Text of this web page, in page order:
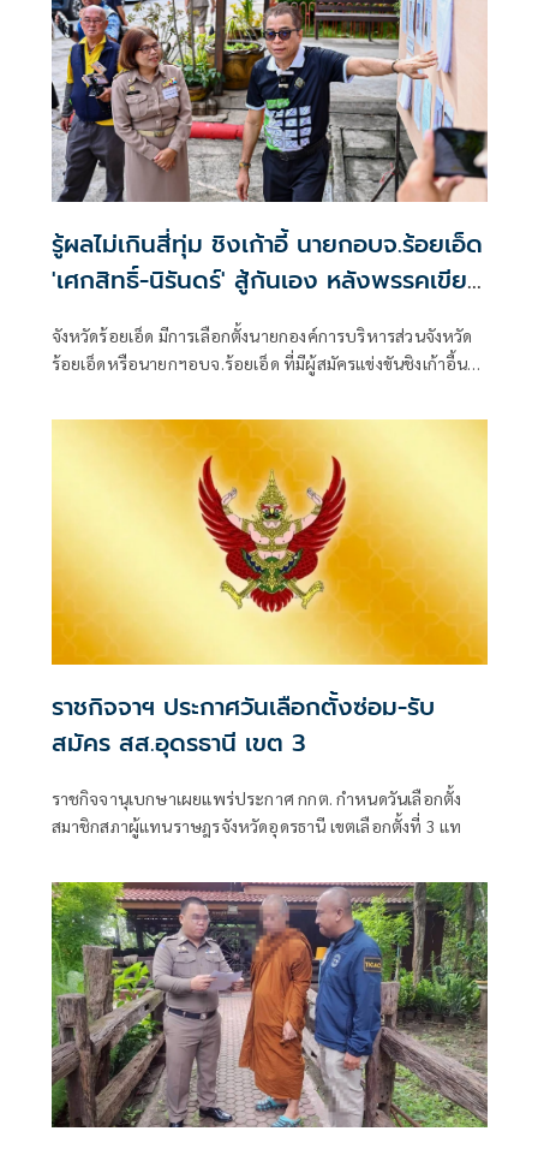
รู้ผลไม่เกินสี่ทุ่ม ชิงเก้าอี้ นายกอบจ.ร้อยเอ็ด
'เศกสิทธิ์-นิรันดร์' สู้กันเอง หลังพรรคเขียว
จังหวัดร้อยเอ็ด มีการเลือกตั้งนายกองค์การบริหารส่วนจังหวัด
ร้อยเอ็ดหรือนายกฯอบจ.ร้อยเอ็ด ที่มีผู้สมัครแข่งขันชิงเก้าอี้นา
ราชกิจจาฯ ประกาศวันเลือกตั้งซ่อม-รับ
สมัคร สส.อุดรธานี เขต 3
ราชกิจจานุเบกษาเผยแพร่ประกาศ กกต. กำหนดวันเลือกตั้ง
สมาชิกสภาผู้แทนราษฎรจังหวัดอุดรธานี เขตเลือกตั้งที่ 3 แท